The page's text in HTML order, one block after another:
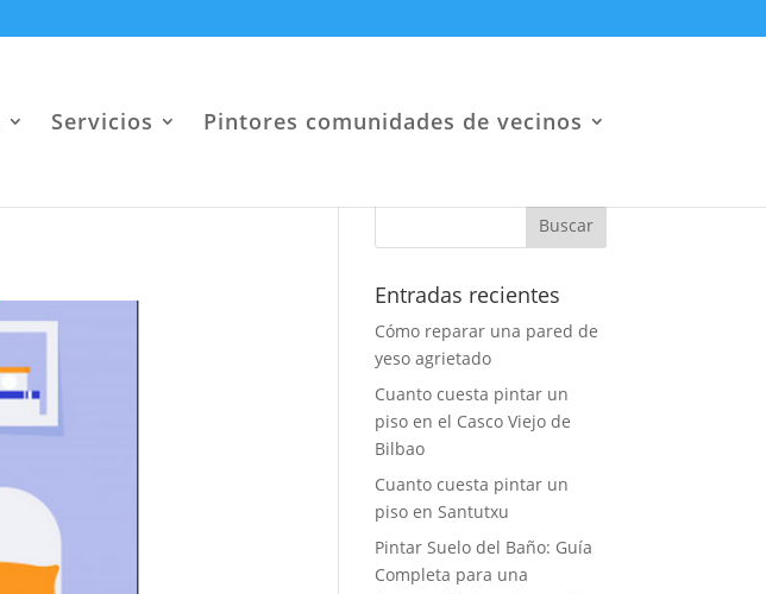
Servicios Pintores comunidades de vecinos
Entradas recientes
Cómo reparar una pared de
yeso agrietado
Cuanto cuesta pintar un
piso en el Casco Viejo de
Bilbao
Cuanto cuesta pintar un
piso en Santutxu
Pintar Suelo del Baño: Guía
Completa para una